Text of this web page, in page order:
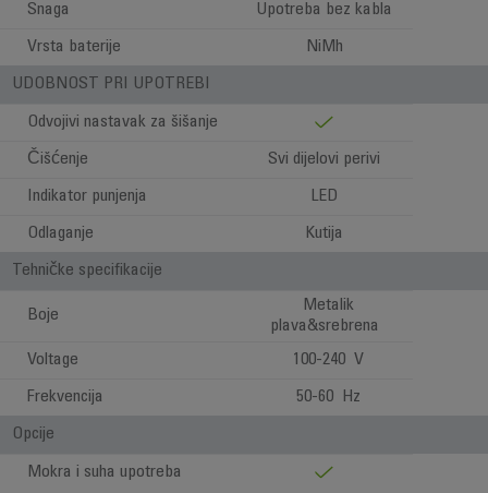
Snaga Upotreba bez kabla
Vrsta baterije NiMh
UDOBNOST PRI UPOTREBI
Odvojivi nastavak za šišanje
Čišćenje Svi dijelovi perivi
Indikator punjenja LED
Odlaganje Kutija
Tehničke specifikacije
Boje
Metalik
plava&srebrena
Voltage
100-240 V
Frekvencija 50-60 Hz
Opcije
Mokra i suha upotreba